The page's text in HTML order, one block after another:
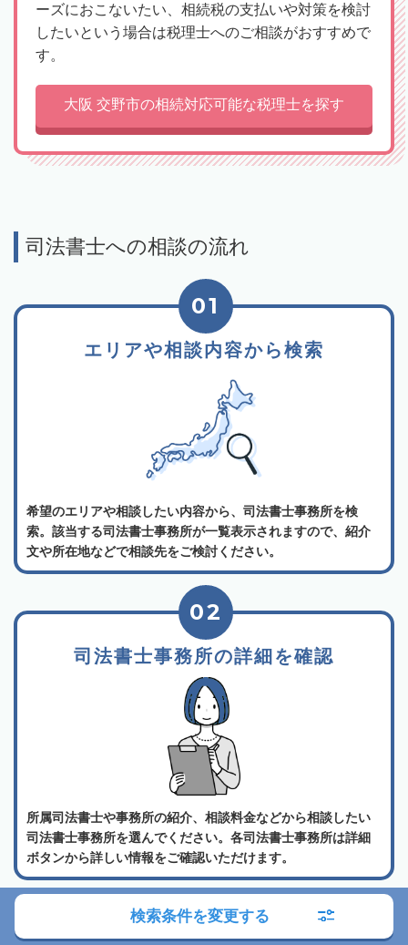
ーズにおこないたい、相続税の支払いや対策を検討
したいという場合は税理士へのご相談がおすすめで
す。
大阪 交野市の相続対応可能な税理士を探す
司法書士への相談の流れ
エリアや相談内容から検索
01
希望のエリアや相談したい内容から、司法書士事務所を検
索。該当する司法書士事務所が一覧表示されますので、紹介
文や所在地などで相談先をご検討ください。
司法書士事務所の詳細を確認
02
所属司法書士や事務所の紹介、相談料金などから相談したい
司法書士事務所を選んでください。各司法書士事務所は詳細
ボタンから詳しい情報をご確認いただけます。
03
検索条件を変更する